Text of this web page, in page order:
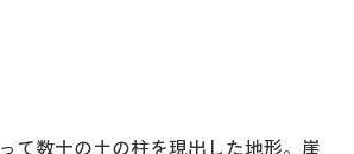
て数十の土の柱を現出した地形。崖